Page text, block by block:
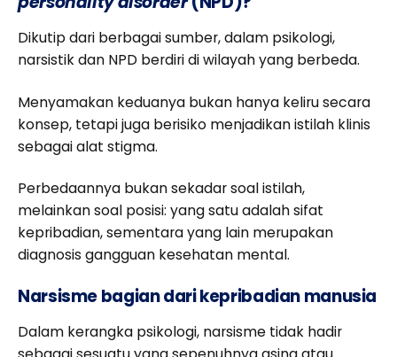
Dikutip dari berbagai sumber, dalam psikologi,
narsistik dan NPD berdiri di wilayah yang berbeda.
Menyamakan keduanya bukan hanya keliru secara
konsep, tetapi juga berisiko menjadikan istilah klinis
sebagai alat stigma.
Perbedaannya bukan sekadar soal istilah,
melainkan soal posisi: yang satu adalah sifat
kepribadian, sementara yang lain merupakan
diagnosis gangguan kesehatan mental.
Narsisme bagian dari kepribadian manusia
Dalam kerangka psikologi, narsisme tidak hadir